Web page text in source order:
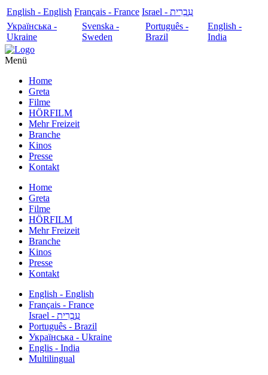
English - English Français - France
עִבְרִית - Israel
Українська -
Ukraine
Svenska -
Sweden
Português -
Brazil
English -
India
Menü
Home
Greta
Filme
HÖRFILM
Mehr Freizeit
Branche
Kinos
Presse
Kontakt
Home
Greta
Filme
HÖRFILM
Mehr Freizeit
Branche
Kinos
Presse
Kontakt
English - English
Français - France
עִבְרִית - Israel
Português - Brazil
Українська - Ukraine
Englis - India
Multilingual